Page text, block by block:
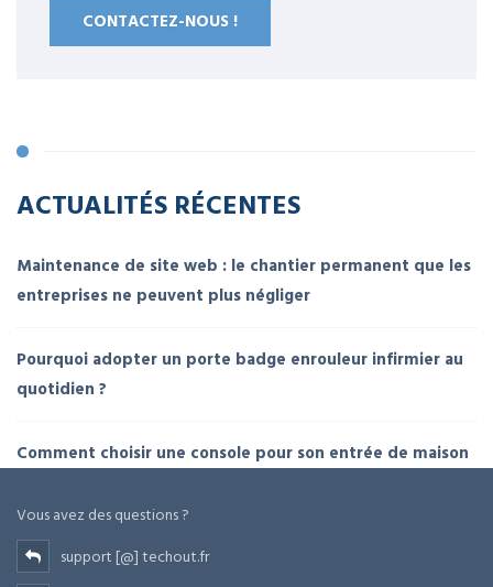
CONTACTEZ-NOUS !
ACTUALITÉS RÉCENTES
Maintenance de site web : le chantier permanent que les
entreprises ne peuvent plus négliger
Pourquoi adopter un porte badge enrouleur infirmier au
quotidien ?
Comment choisir une console pour son entrée de maison
Vous avez des questions ?
support [@] techout.fr